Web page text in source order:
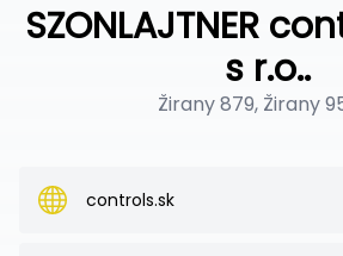
SZONLAJTNER
s r.o..
Žirany 879, Žirany
controls.sk